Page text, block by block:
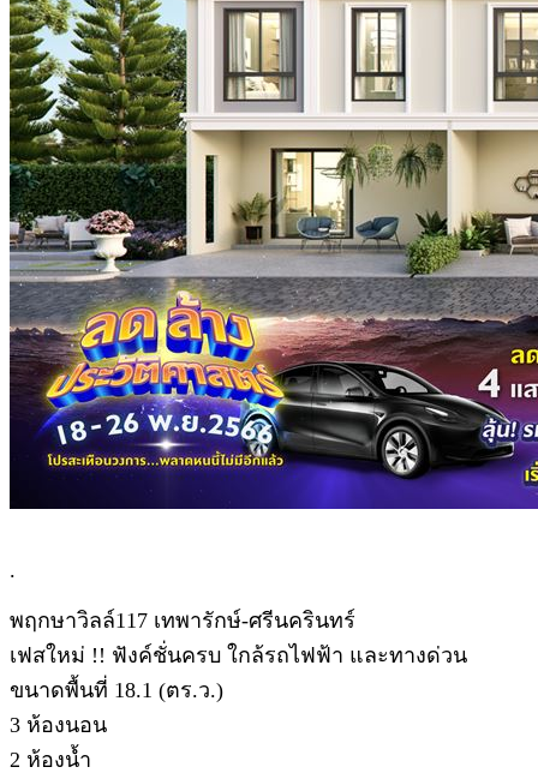
.
พฤกษาวิลล์117 เทพารักษ์-ศรีนครินทร์
เฟสใหม่ !! ฟังค์ชั่นครบ ใกล้รถไฟฟ้า และทางด่วน
ขนาดพื้นที่ 18.1 (ตร.ว.)
3 ห้องนอน
2 ห้องน้ำ